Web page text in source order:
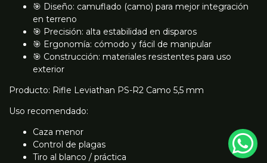
🎯 Diseño: camuflado (camo) para mejor integración
en terreno
🎯 Precisión: alta estabilidad en disparos
🎯 Ergonomía: cómodo y fácil de manipular
🎯 Construcción: materiales resistentes para uso
exterior
Producto: Rifle Leviathan PS-R2 Camo 5,5 mm
Uso recomendado:
Caza menor
Control de plagas
Tiro al blanco / práctica